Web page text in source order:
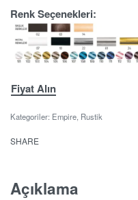
Renk Seçenekleri:
Fiyat Alın
Kategoriler: Empire Rustik
SHARE
Açıklama